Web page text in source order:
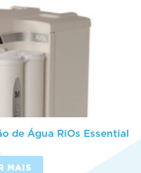
de Água RiOs Essential
MAIS